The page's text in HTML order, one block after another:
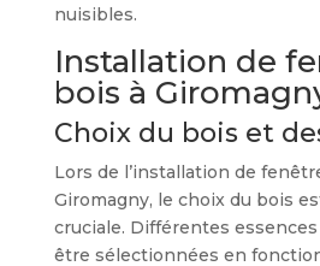
nuisibles.
Installation de
bois à
Choix du bois et
Lors de l’installation de
Giromagny, le choix du bois
cruciale. Différentes
être sélectionnées en